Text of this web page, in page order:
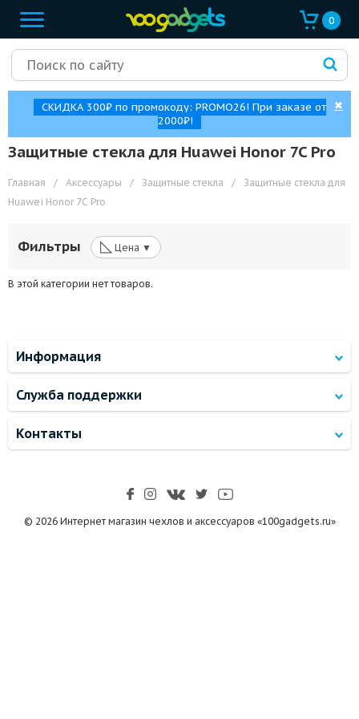
0
СКИДКА 300₽ по промокоду: PROMO26! При заказе от
2000₽!
✖
Защитные стекла для Huawei Honor 7C Pro
Главная / Аксессуары / Защитные стекла /
Защитные стекла для
Huawei Honor 7C Pro
Фильтры ◺ Цена ▼
В этой категории нет товаров.
Информация
Служба поддержки
Контакты
© 2026 Интернет магазин чехлов и аксессуаров «100gadgets.ru»